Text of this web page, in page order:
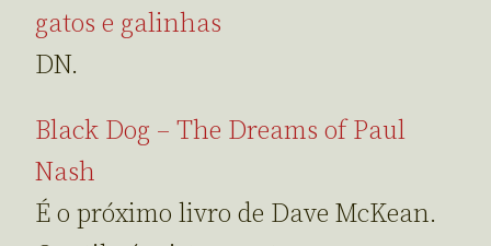
gatos e galinhas
DN.
Black Dog – The Dreams of Paul
Nash
É o próximo livro de Dave McKean.